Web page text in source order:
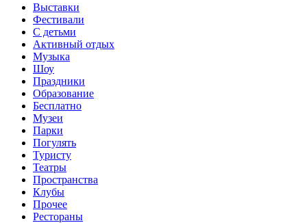
Выставки
Фестивали
С детьми
Активный отдых
Музыка
Шоу
Праздники
Образование
Бесплатно
Музеи
Парки
Погулять
Туристу
Театры
Пространства
Клубы
Прочее
Рестораны